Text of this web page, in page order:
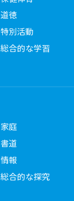
道徳
特別活動
総合的な学習
家庭
書道
情報
総合的な探究